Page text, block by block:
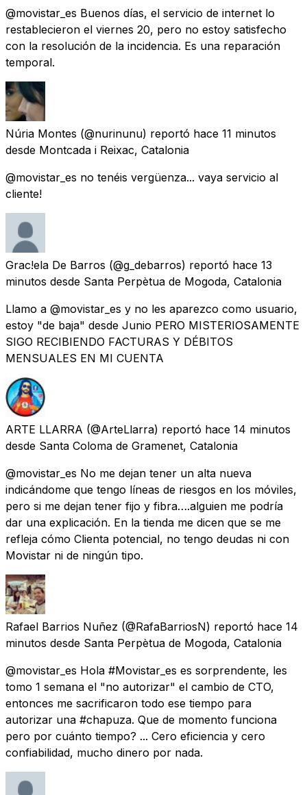
@movistar_es Buenos días, el servicio de internet lo
restablecieron el viernes 20, pero no estoy satisfecho
con la resolución de la incidencia. Es una reparación
temporal.
Núria Montes (@nurinunu) reportó hace 11 minutos
desde Montcada i Reixac, Catalonia
@movistar_es no tenéis vergüenza... vaya servicio al
cliente!
Grac!ela De Barros (@g_debarros) reportó hace 13
minutos desde Santa Perpètua de Mogoda, Catalonia
Llamo a @movistar_es y no les aparezco como usuario,
estoy "de baja" desde Junio PERO MISTERIOSAMENTE
SIGO RECIBIENDO FACTURAS Y DÉBITOS
MENSUALES EN MI CUENTA
ARTE LLARRA (@ArteLlarra) reportó hace 14 minutos
desde Santa Coloma de Gramenet, Catalonia
@movistar_es No me dejan tener un alta nueva
indicándome que tengo líneas de riesgos en los móviles,
pero si me dejan tener fijo y fibra….alguien me podría
dar una explicación. En la tienda me dicen que se me
refleja cómo Clienta potencial, no tengo deudas ni con
Movistar ni de ningún tipo.
Rafael Barrios Nuñez (@RafaBarriosN) reportó hace 14
minutos desde Santa Perpètua de Mogoda, Catalonia
@movistar_es Hola #Movistar_es es sorprendente, les
tomo 1 semana el "no autorizar" el cambio de CTO,
entonces me sacrificaron todo ese tiempo para
autorizar una #chapuza. Que de momento funciona
pero por cuánto tiempo? ... Cero eficiencia y cero
confiabilidad, mucho dinero por nada.